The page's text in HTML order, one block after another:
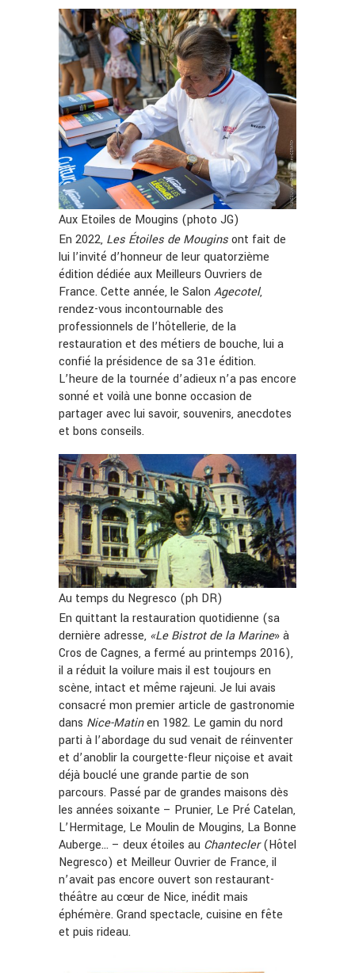
Aux Etoiles de Mougins (photo JG)
En 2022, Les Étoiles de Mouginsont fait de
lui l’invité d’honneur de leur quatorzième
édition dédiée aux Meilleurs Ouvriers de
France. Cette année, le Salon Agecotel,
rendez-vous incontournable des
professionnels de l’hôtellerie, de la
restauration et des métiers de bouche, lui a
confié la présidence de sa 31e édition.
L’heure de la tournée d’adieux n’a pas encore
sonné et voilà une bonne occasion de
partager avec lui savoir, souvenirs, anecdotes
et bons conseils.
Au temps du Negresco (ph DR)
En quittant la restauration quotidienne (sa
dernière adresse, «Le Bistrot de la Marine» à
Cros de Cagnes, a fermé au printemps 2016),
il a réduit la voilure mais il est toujours en
scène, intact et même rajeuni. Je lui avais
consacré mon premier article de gastronomie
dans Nice-Matinen 1982. Le gamin du nord
parti à l’abordage du sud venait de réinventer
et d’anoblir la courgette-fleur niçoise et avait
déjà bouclé une grande partie de son
parcours. Passé par de grandes maisons dès
les années soixante – Prunier, Le Pré Catelan,
L’Hermitage, Le Moulin de Mougins, La Bonne
Auberge… – deux étoiles au Chantecler(Hôtel
Negresco) et Meilleur Ouvrier de France, il
n’avait pas encore ouvert son restaurant-
théâtre au cœur de Nice, inédit mais
éphémère. Grand spectacle, cuisine en fête
et puis rideau.